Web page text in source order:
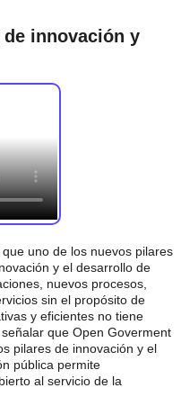
innovación y
uno de los nuevos pilares
y el desarrollo de
nuevos procesos,
sin el propósito de
y eficientes no tiene
que Open Goverment
pilares de innovación y el
pública permite
al servicio de la